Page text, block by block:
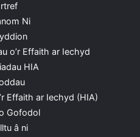
Ni
o’r Effaith ar Iechyd
HIA
Effaith ar Iechyd (HIA)
Gofodol
â ni